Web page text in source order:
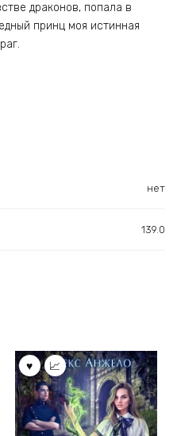
драконов, попала в
принц моя истинная
нет
139.0